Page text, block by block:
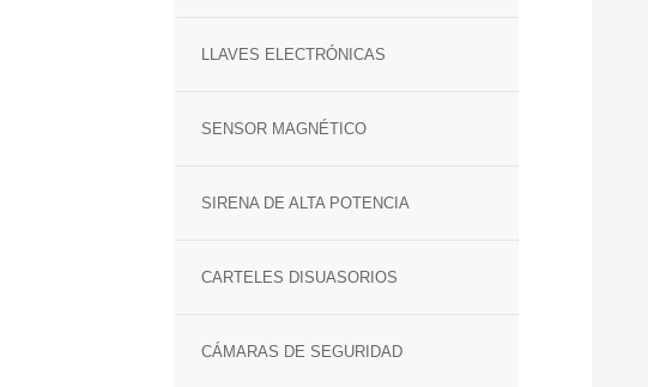
LLAVES ELECTRÓNICAS
SENSOR MAGNÉTICO
SIRENA DE ALTA POTENCIA
CARTELES DISUASORIOS
CÁMARAS DE SEGURIDAD